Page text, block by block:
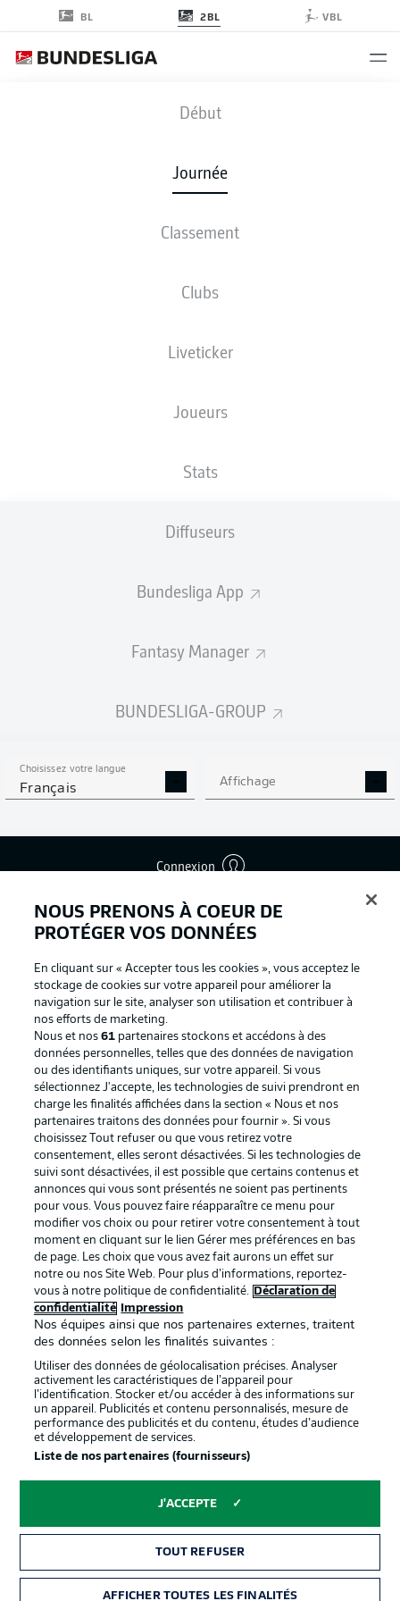
BL 2BL VBL
Début
Journée
Classement
Clubs
Liveticker
Joueurs
Stats
Diffuseurs
Bundesliga App
Fantasy Manager
BUNDESLIGA-GROUP
Choisissez votre langue
Français Affichage
Connexion
FCE - STP
COMPOSITIONS STATISTIQUES
Football as it's meant to be
BUNDESLIGA APP
Proposé par
Gérer mes préférences
Déclaration de Diffuseurs
NOUS PRENONS À COEUR DE
PROTÉGER VOS DONNÉES
En cliquant sur « Accepter tous les cookies », vous acceptez le
stockage de cookies sur votre appareil pour améliorer la
navigation sur le site, analyser son utilisation et contribuer à
nos efforts de marketing.
Nous et nos61 partenaires stockons et accédons à des
données personnelles, telles que des données de navigation
ou des identifiants uniques, sur votre appareil. Si vous
sélectionnez J'accepte, les technologies de suivi prendront en
charge les finalités affichées dans la section « Nous et nos
partenaires traitons des données pour fournir ». Si vous
choisissez Tout refuser ou que vous retirez votre
consentement, elles seront désactivées. Si les technologies de
suivi sont désactivées, il est possible que certains contenus et
annonces qui vous sont présentés ne soient pas pertinents
pour vous. Vous pouvez faire réapparaître ce menu pour
modifier vos choix ou pour retirer votre consentement à tout
moment en cliquant sur le lien Gérer mes préférences en bas
de page. Les choix que vous avez fait aurons un effet sur
notre ou nos Site Web. Pour plus d’informations, reportez-
vous à notre politique de confidentialité.
Déclaration de
confidentialité
Impression
Nos équipes ainsi que nos partenaires externes, traitent
des données selon les finalités suivantes :
Utiliser des données de géolocalisation précises. Analyser
activement les caractéristiques de l’appareil pour
l’identification. Stocker et/ou accéder à des informations sur
un appareil. Publicités et contenu personnalisés, mesure de
performance des publicités et du contenu, études d’audience
et développement de services.
Liste de nos partenaires (fournisseurs)
J'ACCEPTE
TOUT REFUSER
AFFICHER TOUTES LES FINALITÉS